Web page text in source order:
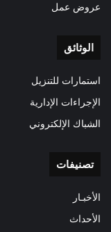
عروض عمل
الوثائق
استمارات للتنزيل
الإجراءات الإدارية
الشباك الإلكتروني
تصنيفات
الأخبـار
الأحداث